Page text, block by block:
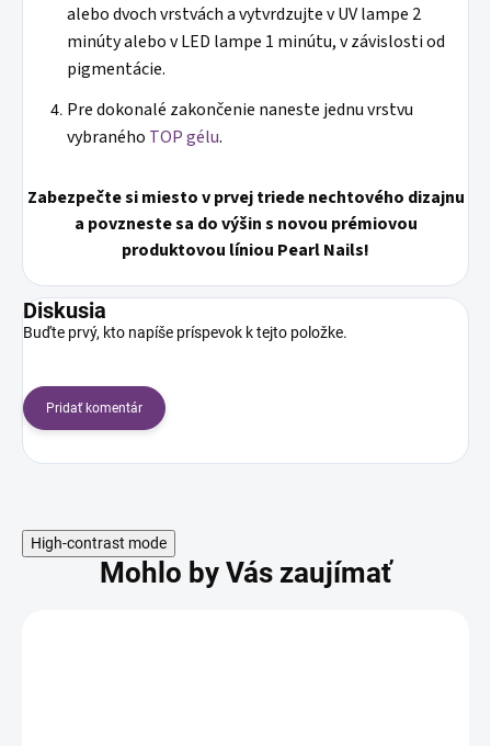
alebo dvoch vrstvách a vytvrdzujte v UV lampe 2
minúty alebo v LED lampe 1 minútu, v závislosti od
pigmentácie.
Pre dokonalé zakončenie naneste jednu vrstvu
vybraného TOP gélu.
Zabezpečte si miesto v prvej triede nechtového dizajnu
a povzneste sa do výšin s novou prémiovou
produktovou líniou Pearl Nails!
Diskusia
Buďte prvý, kto napíše príspevok k tejto položke.
Pridať komentár
High-contrast mode
Mohlo by Vás zaujímať